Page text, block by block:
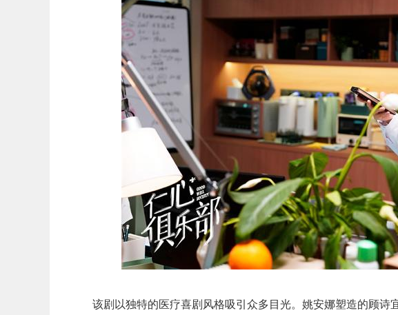
该剧以独特的医疗喜剧风格吸引众多目光。姚安娜塑造的顾诗